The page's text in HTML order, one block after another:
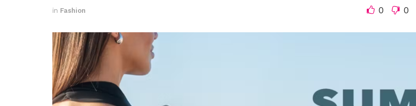
in Fashion 0 0